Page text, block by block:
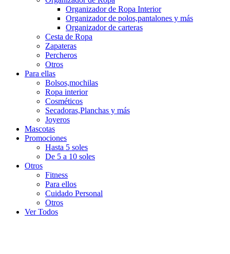
Organizador de Ropa Interior
Organizador de polos,pantalones y más
Organizador de carteras
Cesta de Ropa
Zapateras
Percheros
Otros
Para ellas
Bolsos,mochilas
Ropa interior
Cosméticos
Secadoras,Planchas y más
Joyeros
Mascotas
Promociones
Hasta 5 soles
De 5 a 10 soles
Otros
Fitness
Para ellos
Cuidado Personal
Otros
Ver Todos